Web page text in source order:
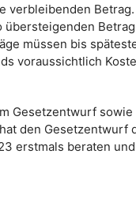
verbleibenden
müssen bis
voraussichtlich
Gesetzentwurf
den Gesetzentwurf
erstmals beraten